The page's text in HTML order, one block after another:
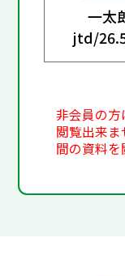
一太
jtd/
非会員の
閲覧出来
間の資料を